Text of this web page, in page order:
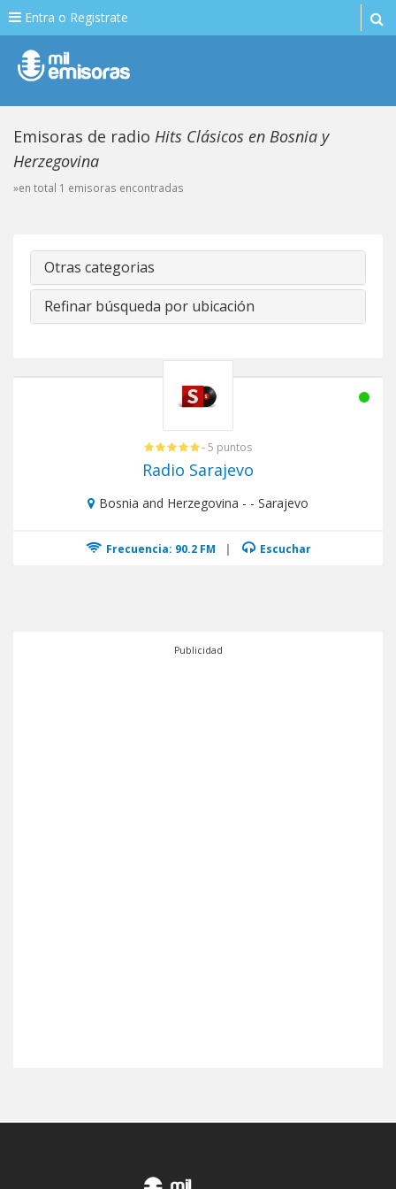
Entra o Registrate
Emisoras de radio Hits Clásicos en Bosnia y
Herzegovina
»en total 1 emisoras encontradas
Otras categorias
Refinar búsqueda por ubicación
- 5 puntos
Radio Sarajevo
Bosnia and Herzegovina - - Sarajevo
Frecuencia: 90.2 FM | Escuchar
Publicidad